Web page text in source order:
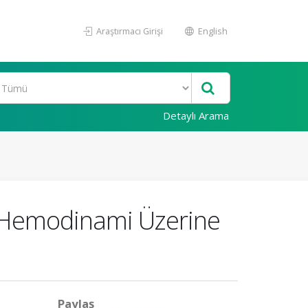
Araştırmacı Girişi English
Detaylı Arama
Üzerine
Paylaş